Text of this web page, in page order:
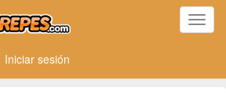
Iniciar sesión